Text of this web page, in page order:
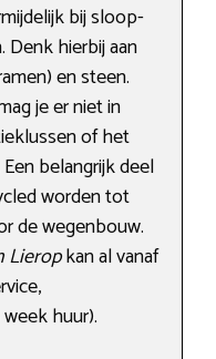
bij sloop-
hierbij aan
en steen.
je er niet in
of het
belangrijk deel
worden tot
de wegenbouw.
Lieropkan al vanaf
huur).